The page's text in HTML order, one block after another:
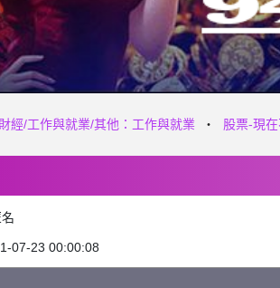
經/工作與就業/其他：工作與就業 股票-現
07-23 00:00:08